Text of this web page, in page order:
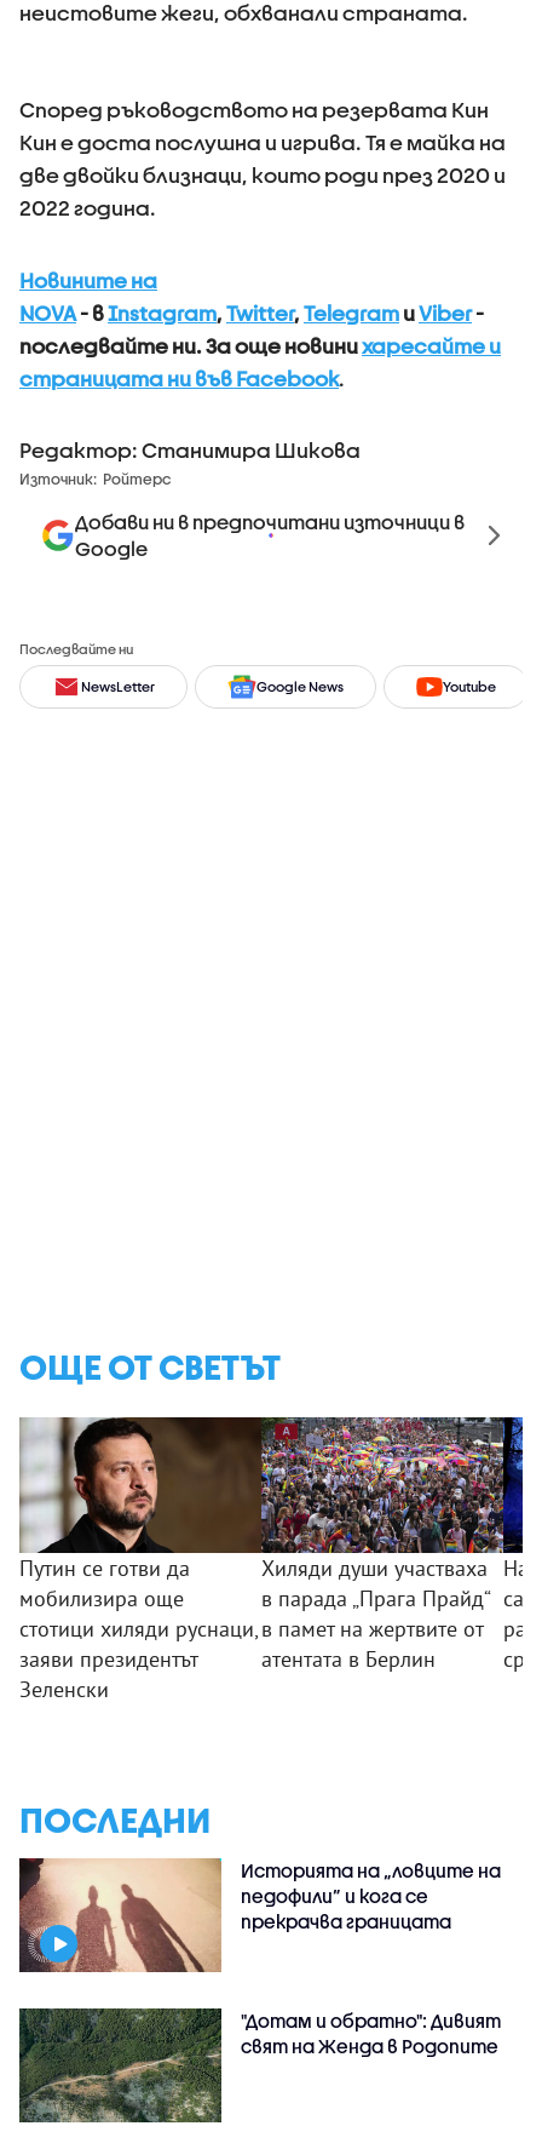
неистовите жеги, обхванали страната.
Според ръководството на резервата Кин
Кин е доста послушна и игрива. Тя е майка на
две двойки близнаци, които роди през 2020 и
2022 година.
Новините на
NOVA- вInstagram, Twitter, Telegram иViber-
последвайте ни.За още новинихаресайте и
страницата ни във Facebook.
Редактор: Станимира Шикова
Източник: Ройтерс
Добави ни в предпочитани източници в
Google
Последвайте ни
NewsLetter Google News Youtube
ОЩЕ ОТ СВЕТЪТ
Путин се готви да
мобилизира още
стотици хиляди руснаци,
заяви президентът
Зеленски
Хиляди души участваха
в парада „Прага Прайд“
в памет на жертвите от
атентата в Берлин
са
ПОСЛЕДНИ
Историята на „ловците на
педофили” и кога се
прекрачва границата
"Дотам и обратно": Дивият
свят на Женда в Родопите